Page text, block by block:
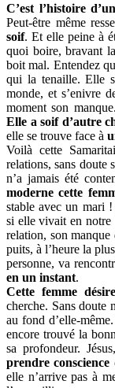
C’est l’histoire
Peut-être même
soif. Et elle peine à
quoi boire, bravant
boit mal. Entendez
qui la tenaille. Elle
monde, et s’enivre
moment son
Elle a soif d’autre
elle se trouve face à
Voilà cette
relations, sans doute
n’a jamais été
moderne cette
stable avec un mari
si elle vivait en notre
relation, son
puits, à l’heure la
personne, va
en un instant.
Cette femme
cherche. Sans doute
au fond d’elle-
encore trouvé la
sa profondeur.
prendre
elle n’arrive pas à